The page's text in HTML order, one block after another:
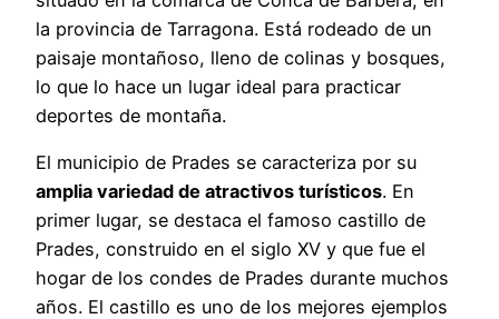
la provincia de Tarragona. Está rodeado de un
paisaje montañoso, lleno de colinas y bosques,
lo que lo hace un lugar ideal para practicar
deportes de montaña.
El municipio de Prades se caracteriza por su
amplia variedad de atractivos turísticos. En
primer lugar, se destaca el famoso castillo de
Prades, construido en el siglo XV y que fue el
hogar de los condes de Prades durante muchos
años. El castillo es uno de los mejores ejemplos